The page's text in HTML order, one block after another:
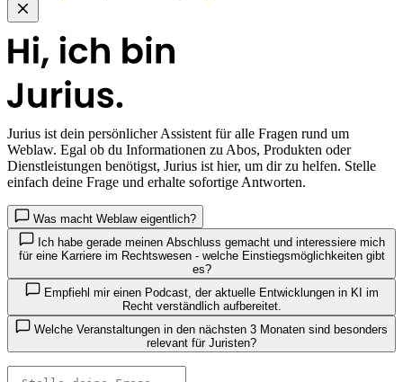
Jurius ist dein persönlicher Assistent für alle Fragen rund um
Weblaw. Egal ob du Informationen zu Abos, Produkten oder
Dienstleistungen benötigst, Jurius ist hier, um dir zu helfen. Stelle
einfach deine Frage und erhalte sofortige Antworten.
Was macht Weblaw eigentlich?
Ich habe gerade meinen Abschluss gemacht und interessiere mich
für eine Karriere im Rechtswesen - welche Einstiegsmöglichkeiten gibt
es?
Empfiehl mir einen Podcast, der aktuelle Entwicklungen in KI im
Recht verständlich aufbereitet.
relevant für Juristen?